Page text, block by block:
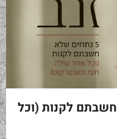
שלא חשבתם לקנות (וכל